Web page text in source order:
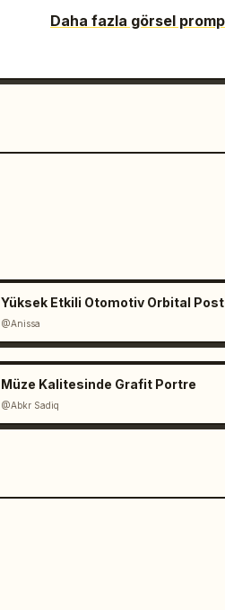
Daha fazla görsel
Yüksek Etkili Otomotiv Orbital
@Anissa
Müze Kalitesinde Grafit Portre
@Abkr Sadiq